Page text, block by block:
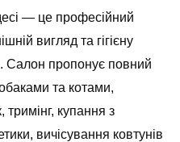
— це професійний
вигляд та гігієну
Салон пропонує повний
та котами,
купання з
вичісування ковтунів